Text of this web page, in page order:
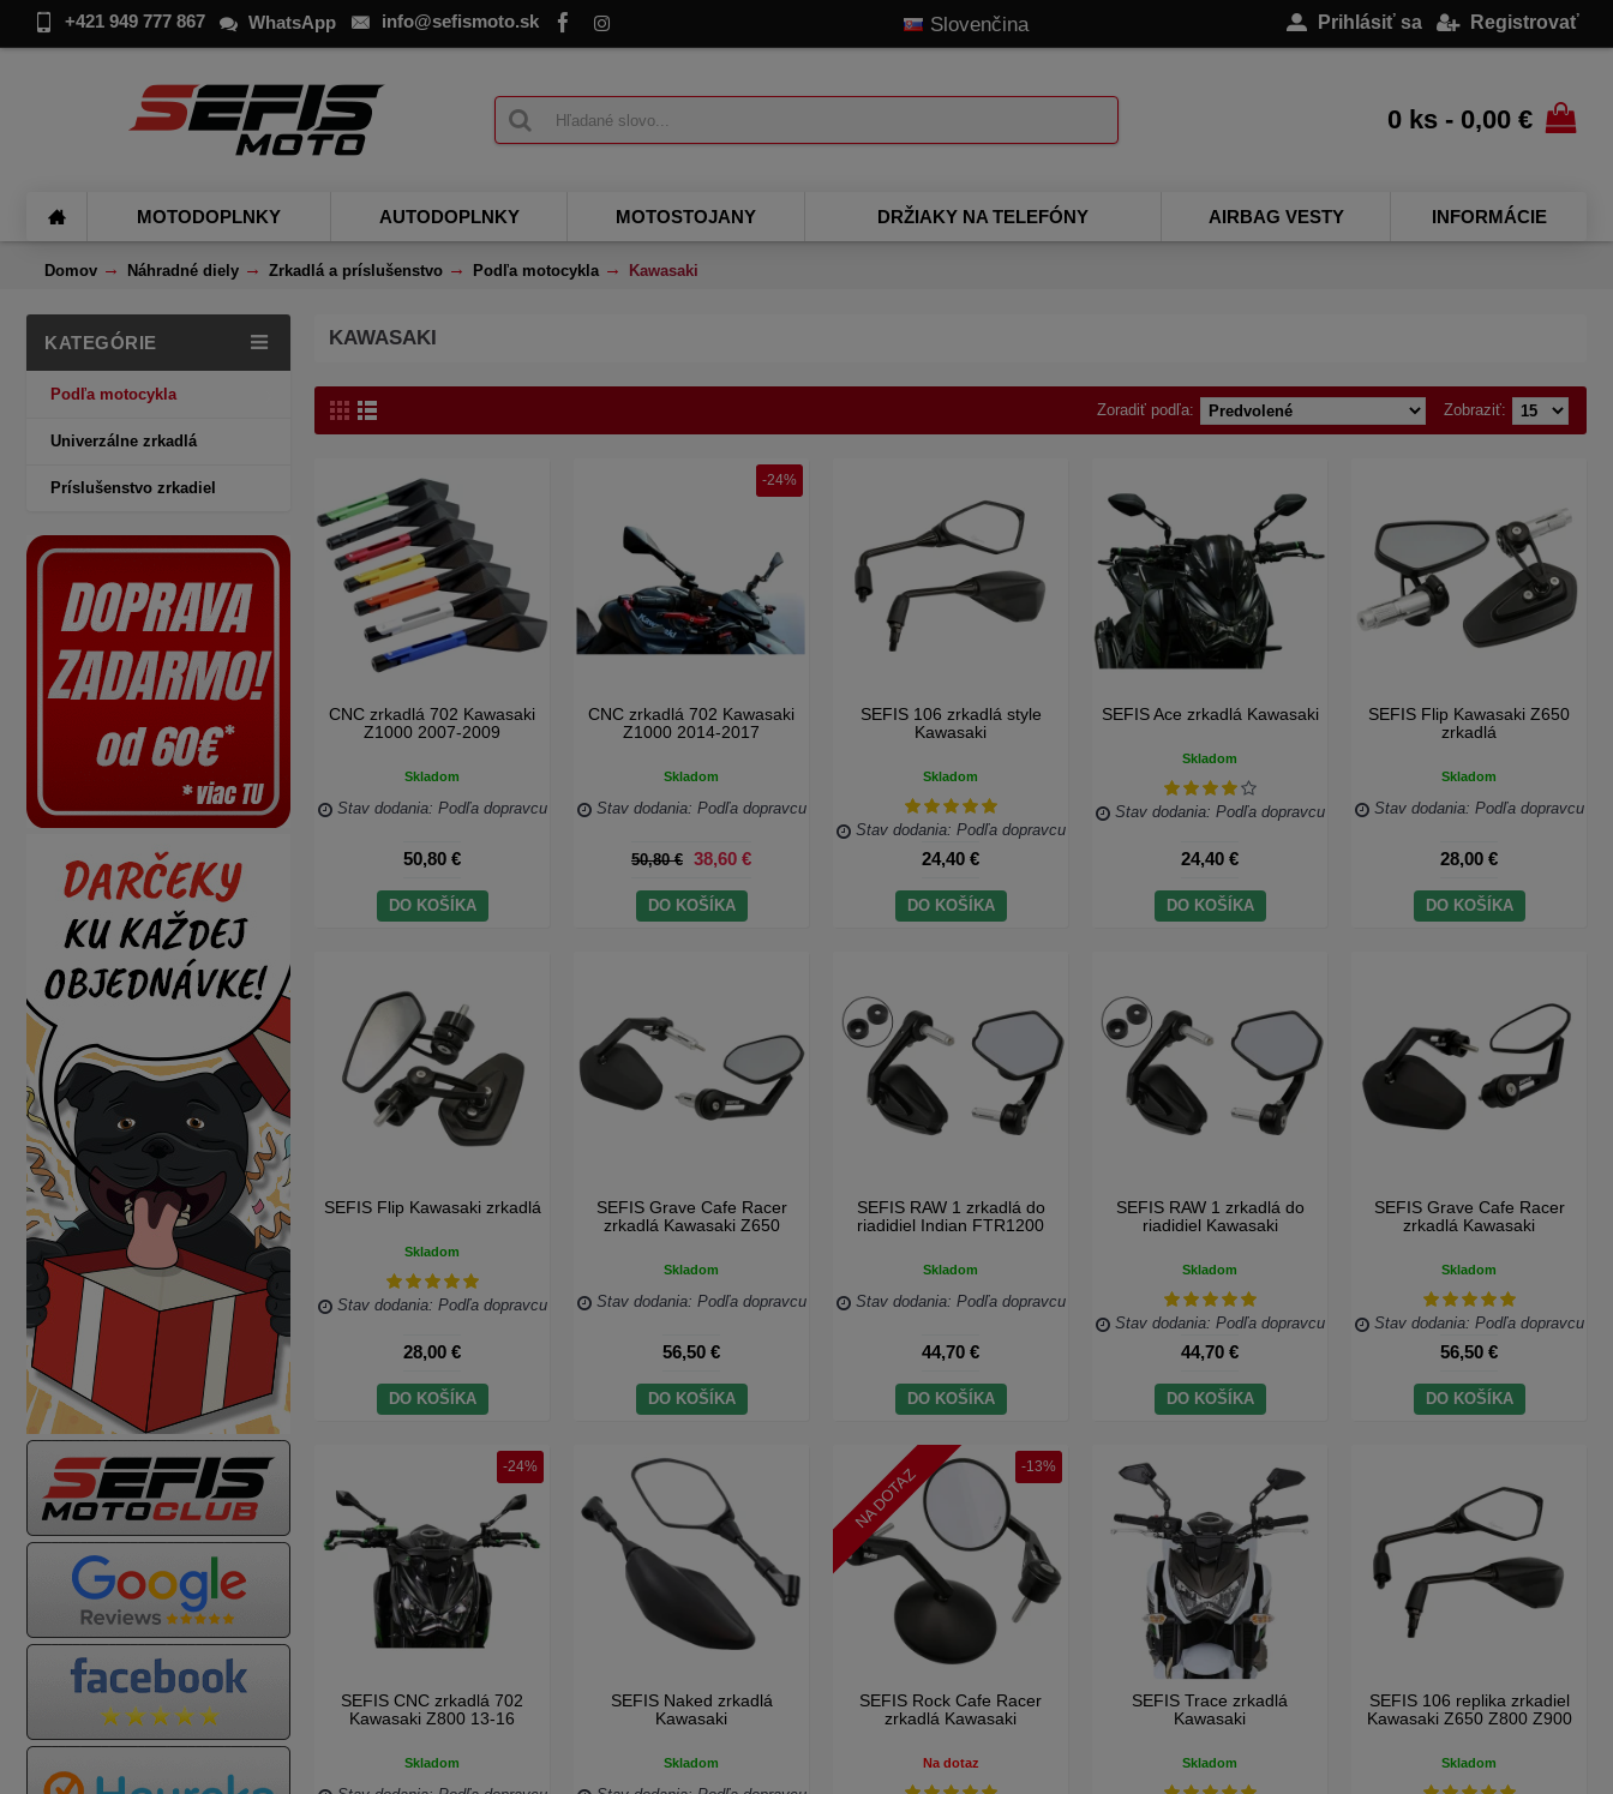
+421 949 777 867 WhatsApp info@sefismoto.sk Slovenčina Prihlásiť sa Registrovať
0 ks - 0,00 €
MOTODOPLNKY AUTODOPLNKY MOTOSTOJANY DRŽIAKY NA TELEFÓNY AIRBAG VESTY INFORMÁCIE
Domov Náhradné diely Zrkadlá a príslušenstvo Podľa motocykla Kawasaki
KATEGÓRIE
Podľa motocykla
Univerzálne zrkadlá
Príslušenstvo zrkadiel
KAWASAKI
Zobraziť:
Zoradiť podľa:
CNC zrkadlá 702 Kawasaki
Z1000 2007-2009
Skladom
Stav dodania: Podľa dopravcu
50,80 €
DO KOŠÍKA
-24%
CNC zrkadlá 702 Kawasaki
Z1000 2014-2017
Skladom
Stav dodania: Podľa dopravcu
50,80 € 38,60 €
DO KOŠÍKA
SEFIS 106 zrkadlá style
Kawasaki
Skladom
Stav dodania: Podľa dopravcu
24,40 €
DO KOŠÍKA
SEFIS Ace zrkadlá Kawasaki
Skladom
Stav dodania: Podľa dopravcu
24,40 €
DO KOŠÍKA
SEFIS Flip Kawasaki Z650
zrkadlá
Skladom
Stav dodania: Podľa dopravcu
28,00 €
DO KOŠÍKA
SEFIS Flip Kawasaki zrkadlá
Skladom
Stav dodania: Podľa dopravcu
28,00 €
DO KOŠÍKA
SEFIS Grave Cafe Racer
zrkadlá Kawasaki Z650
Skladom
Stav dodania: Podľa dopravcu
56,50 €
DO KOŠÍKA
SEFIS RAW 1 zrkadlá do
riadidiel Indian FTR1200
Skladom
Stav dodania: Podľa dopravcu
44,70 €
DO KOŠÍKA
SEFIS RAW 1 zrkadlá do
riadidiel Kawasaki
Skladom
Stav dodania: Podľa dopravcu
44,70 €
DO KOŠÍKA
SEFIS Grave Cafe Racer
zrkadlá Kawasaki
Skladom
Stav dodania: Podľa dopravcu
56,50 €
DO KOŠÍKA
-24%
SEFIS CNC zrkadlá 702
Kawasaki Z800 13-16
Skladom
SEFIS Naked zrkadlá
Kawasaki
Skladom
-13%
NA DOTAZ
SEFIS Rock Cafe Racer
zrkadlá Kawasaki
Na dotaz
SEFIS Trace zrkadlá
Kawasaki
Skladom
SEFIS 106 replika zrkadiel
Kawasaki Z650 Z800 Z900
Skladom